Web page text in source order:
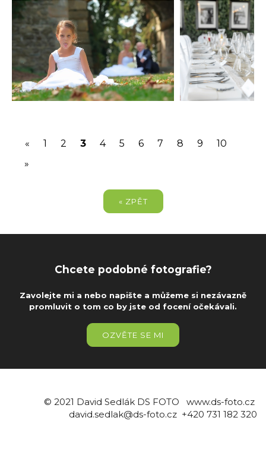
« 1 2 3(current)
4 5 6 7 8 9
10
»
« ZPĚT
Chcete podobné fotografie?
Zavolejte mi a nebo napište a můžeme si nezávazně
promluvit o tom co by jste od focení očekávali.
OZVĚTE SE MI
© 2021 David Sedlák DS FOTO www.ds-foto.cz
david.sedlak@ds-foto.cz +420 731 182 320